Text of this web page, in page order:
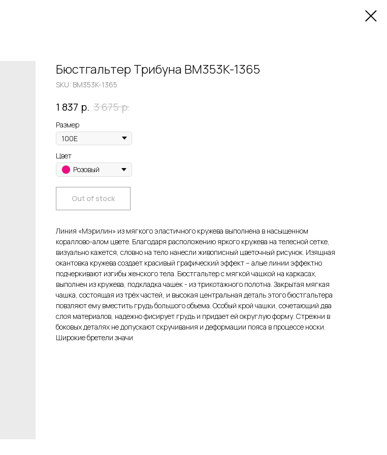
Бюстгальтер Трибуна BM353K-1365
SKU: BM353K-1365
1 837 р. 3 675 р.
Размер
Цвет
Розовый
Out of stock
Линия «Мэрилин» из мягкого эластичного кружева выполнена в насыщенном
кораллово-алом цвете. Благодаря расположению яркого кружева на телесной сетке,
визуально кажется, словно на тело нанесли живописный цветочный рисунок. Изящная
окантовка кружева создает красивый графический эффект – алые линии эффектно
подчеркивают изгибы женского тела. Бюстгальтер с мягкой чашкой на каркасах,
выполнен из кружева, подкладка чашек - из трикотажного полотна. Закрытая мягкая
чашка, состоящая из трёх частей, и высокая центральная деталь этого бюстгальтера
повзляют ему вместить грудь большого объема. Особый крой чашки, сочетающий два
слоя материалов, надежно фисирует грудь и придает ей округлую форму. Стрежни в
боковых деталях не допускают скручивания и деформации пояса в процессе носки.
Широкие бретели значи